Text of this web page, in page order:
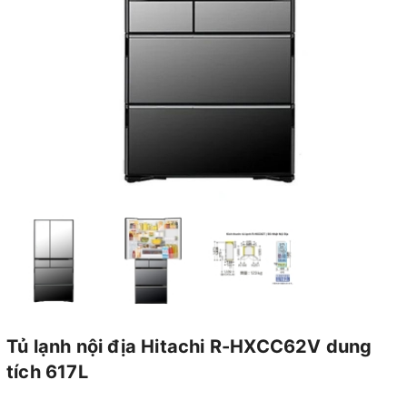
Tủ lạnh nội địa Hitachi R-HXCC62V dung
tích 617L